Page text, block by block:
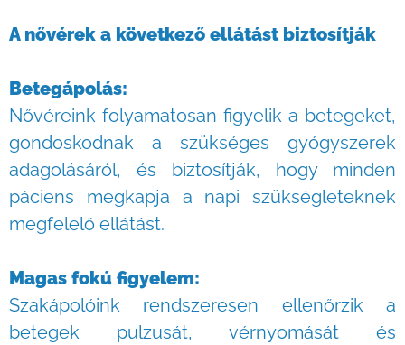
A nővérek a következő ellátást biztosítják
Betegápolás:
Nővéreink folyamatosan figyelik a betegeket,
gondoskodnak a szükséges gyógyszerek
adagolásáról, és biztosítják, hogy minden
páciens megkapja a napi szükségleteknek
megfelelő ellátást.
Magas fokú figyelem:
Szakápolóink rendszeresen ellenőrzik a
betegek pulzusát, vérnyomását és